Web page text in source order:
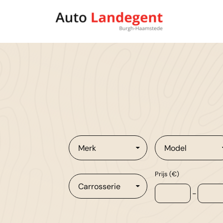
Merk Model
Carrosserie
Prijs (€)
-